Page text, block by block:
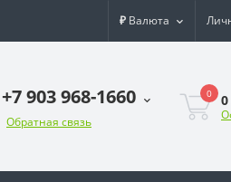
₽ Валюта
+7 903 968-1660
Обратная связь
0 0